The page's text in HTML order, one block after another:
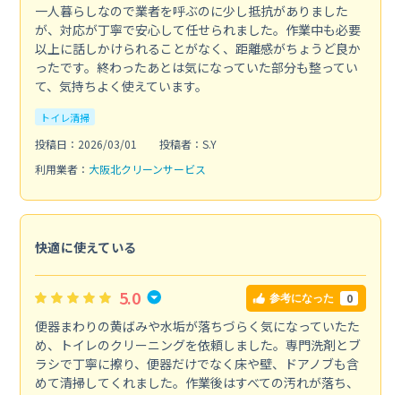
一人暮らしなので業者を呼ぶのに少し抵抗がありました
が、対応が丁寧で安心して任せられました。作業中も必要
以上に話しかけられることがなく、距離感がちょうど良か
ったです。終わったあとは気になっていた部分も整ってい
て、気持ちよく使えています。
トイレ清掃
投稿日：2026/03/01
投稿者：S.Y
利用業者： 大阪北クリーンサービス
快適に使えている
5.0 参考になった 0
便器まわりの黄ばみや水垢が落ちづらく気になっていたた
め、トイレのクリーニングを依頼しました。専門洗剤とブ
ラシで丁寧に擦り、便器だけでなく床や壁、ドアノブも含
めて清掃してくれました。作業後はすべての汚れが落ち、